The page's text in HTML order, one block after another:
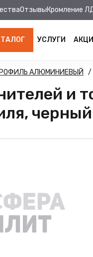
ОтзывыКромление
ПАНЕЛИ
УСЛУГИ
АЛЮМИНИЕВЫЙ
и